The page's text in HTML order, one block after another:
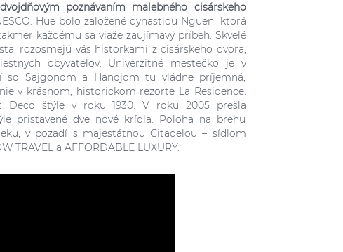
dvojdňovým poznávaním malebného cisárskeho
Hue bolo založené dynastiou Nguen, ktorá
každému sa viaže zaujímavý príbeh. Skvelé
rozosmejú vás historkami z cisárskeho dvora,
obyvateľov. Univerzitné mestečko je v
so Sajgonom a Hanojom tu vládne príjemná,
v krásnom, historickom rezorte La Residence.
Deco štýle v roku 1930. V roku 2005 prešla
pristavené dve nové krídla. Poloha na brehu
v pozadí s majestátnou Citadelou – sídlom
TRAVEL a AFFORDABLE LUXURY.